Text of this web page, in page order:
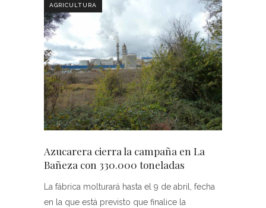
AGRICULTURA
Azucarera cierra la campaña en La
Bañeza con 330.000 toneladas
La fábrica molturará hasta el 9 de abril, fecha
en la que está previsto que finalice la